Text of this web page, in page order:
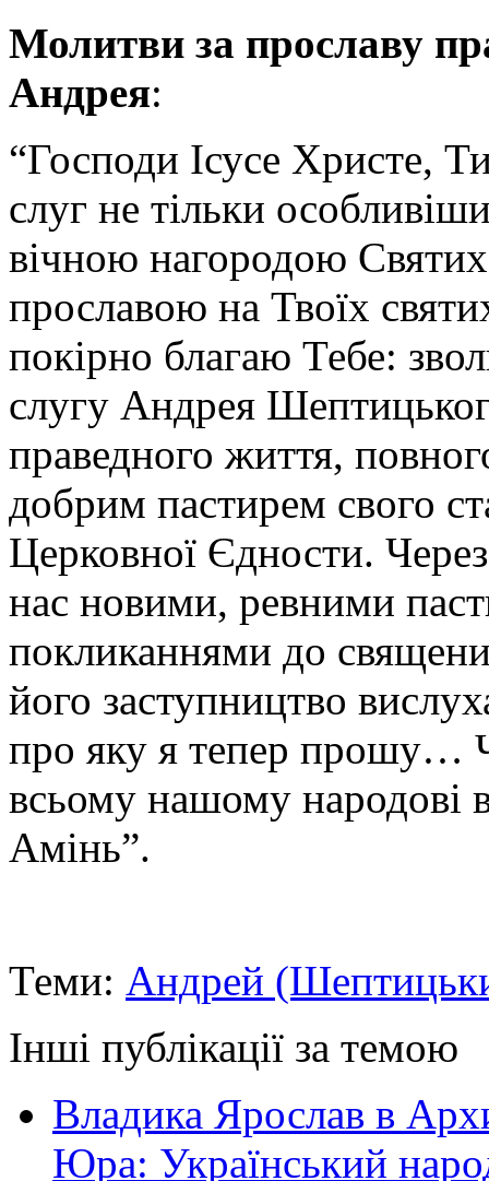
Молитви за прославу
Андрея:
“Господи Ісусе Христе,
слуг не тільки
вічною нагородою
прославою на Твоїх
покірно благаю Тебе:
слугу Андрея
праведного життя,
добрим пастирем свого
Церковної Єдности.
нас новими, ревними
покликаннями до
його заступництво
про яку я тепер прошу…
всьому нашому народові
Амінь”.
Теми: Андрей
Інші публікації за темою
Владика Ярослав в
Юра: Український